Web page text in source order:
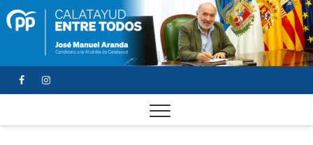
FACEBOOK
YOUTUBE
INSTAGRAM